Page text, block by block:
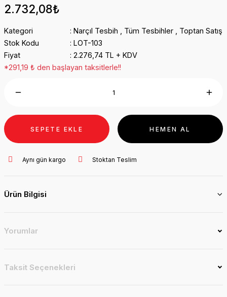
2.732,08₺
Kategori Narçıl Tesbih Tüm Tesbihler
Toptan Satış
Stok Kodu
LOT-103
Fiyat
2.276,74 TL + KDV
*291,19 ₺ den başlayan taksitlerle!!
SEPETE EKLE HEMEN AL
Aynı gün kargo Stoktan Teslim
Ürün Bilgisi
Yorumlar
Taksit Seçenekleri